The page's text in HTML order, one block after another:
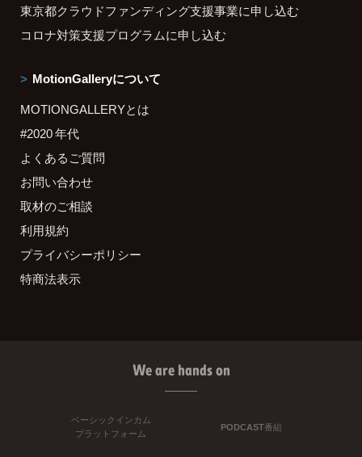
東京都クラウドファンディング支援事業に申し込む
コロナ対策支援プログラムに申し込む
MotionGalleryについて
MOTIONGALLERYとは
#2020 年代
よくあるご質問
お問い合わせ
取材のご相談
利用規約
プライバシーポリシー
特商法表示
We are hands on
ベーシックインカム
プラットフォーム
PODCAST番組